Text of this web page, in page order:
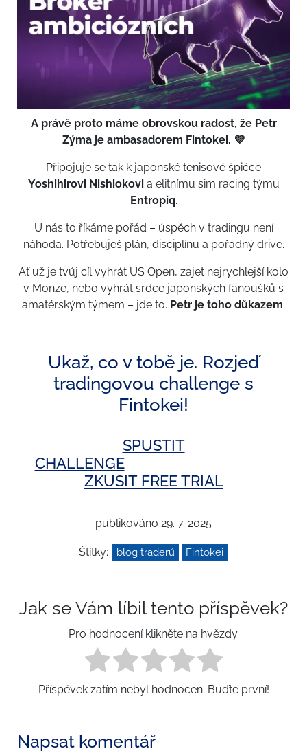
A právě proto máme obrovskou radost, že Petr
Zýma je ambasadorem Fintokei. 💜
Připojuje se tak k japonské tenisové špičce
Yoshihirovi Nishiokovia elitnímu sim racing týmu
Entropiq.
U nás to říkáme pořád – úspěch v tradingu není
náhoda. Potřebuješ plán, disciplínu a pořádný drive.
Ať už je tvůj cíl vyhrát US Open, zajet nejrychlejší kolo
v Monze, nebo vyhrát srdce japonských fanoušků s
amatérským týmem – jde to. Petr je toho důkazem.
Ukaž, co v tobě je. Rozjeď
tradingovou challenge s
Fintokei!
SPUSTIT
CHALLENGE
ZKUSIT FREE TRIAL
publikováno 29. 7. 2025
Štítky: blog traderů Fintokei
Jak se Vám líbil tento příspěvek?
Pro hodnocení klikněte na hvězdy.
Příspěvek zatím nebyl hodnocen. Buďte první!
Napsat komentář